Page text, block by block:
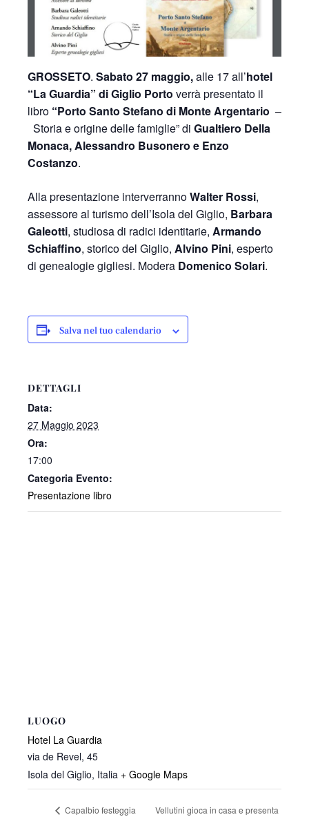
GROSSETO. Sabato 27 maggio,alle 17 all’hotel
“La Guardia” di Giglio Porto verrà presentato il
libro “Porto Santo Stefano di Monte Argentario –
Storia e origine delle famiglie” di Gualtiero Della
Monaca, Alessandro Busonero e Enzo
Costanzo.
Alla presentazione interverrannoWalter Rossi,
assessore al turismo dell’Isola del Giglio, Barbara
Galeotti, studiosa di radici identitarie, Armando
Schiaffino, storico del Giglio, Alvino Pini, esperto
di genealogie gigliesi. Modera Domenico Solari.
Salva nel tuo calendario
DETTAGLI
Data:
27 Maggio 2023
Ora:
17:00
Categoria Evento:
Presentazione libro
LUOGO
Hotel La Guardia
via de Revel, 45
Isola del Giglio, Italia + Google Maps
Capalbio festeggia
Vellutini gioca in casa e presenta